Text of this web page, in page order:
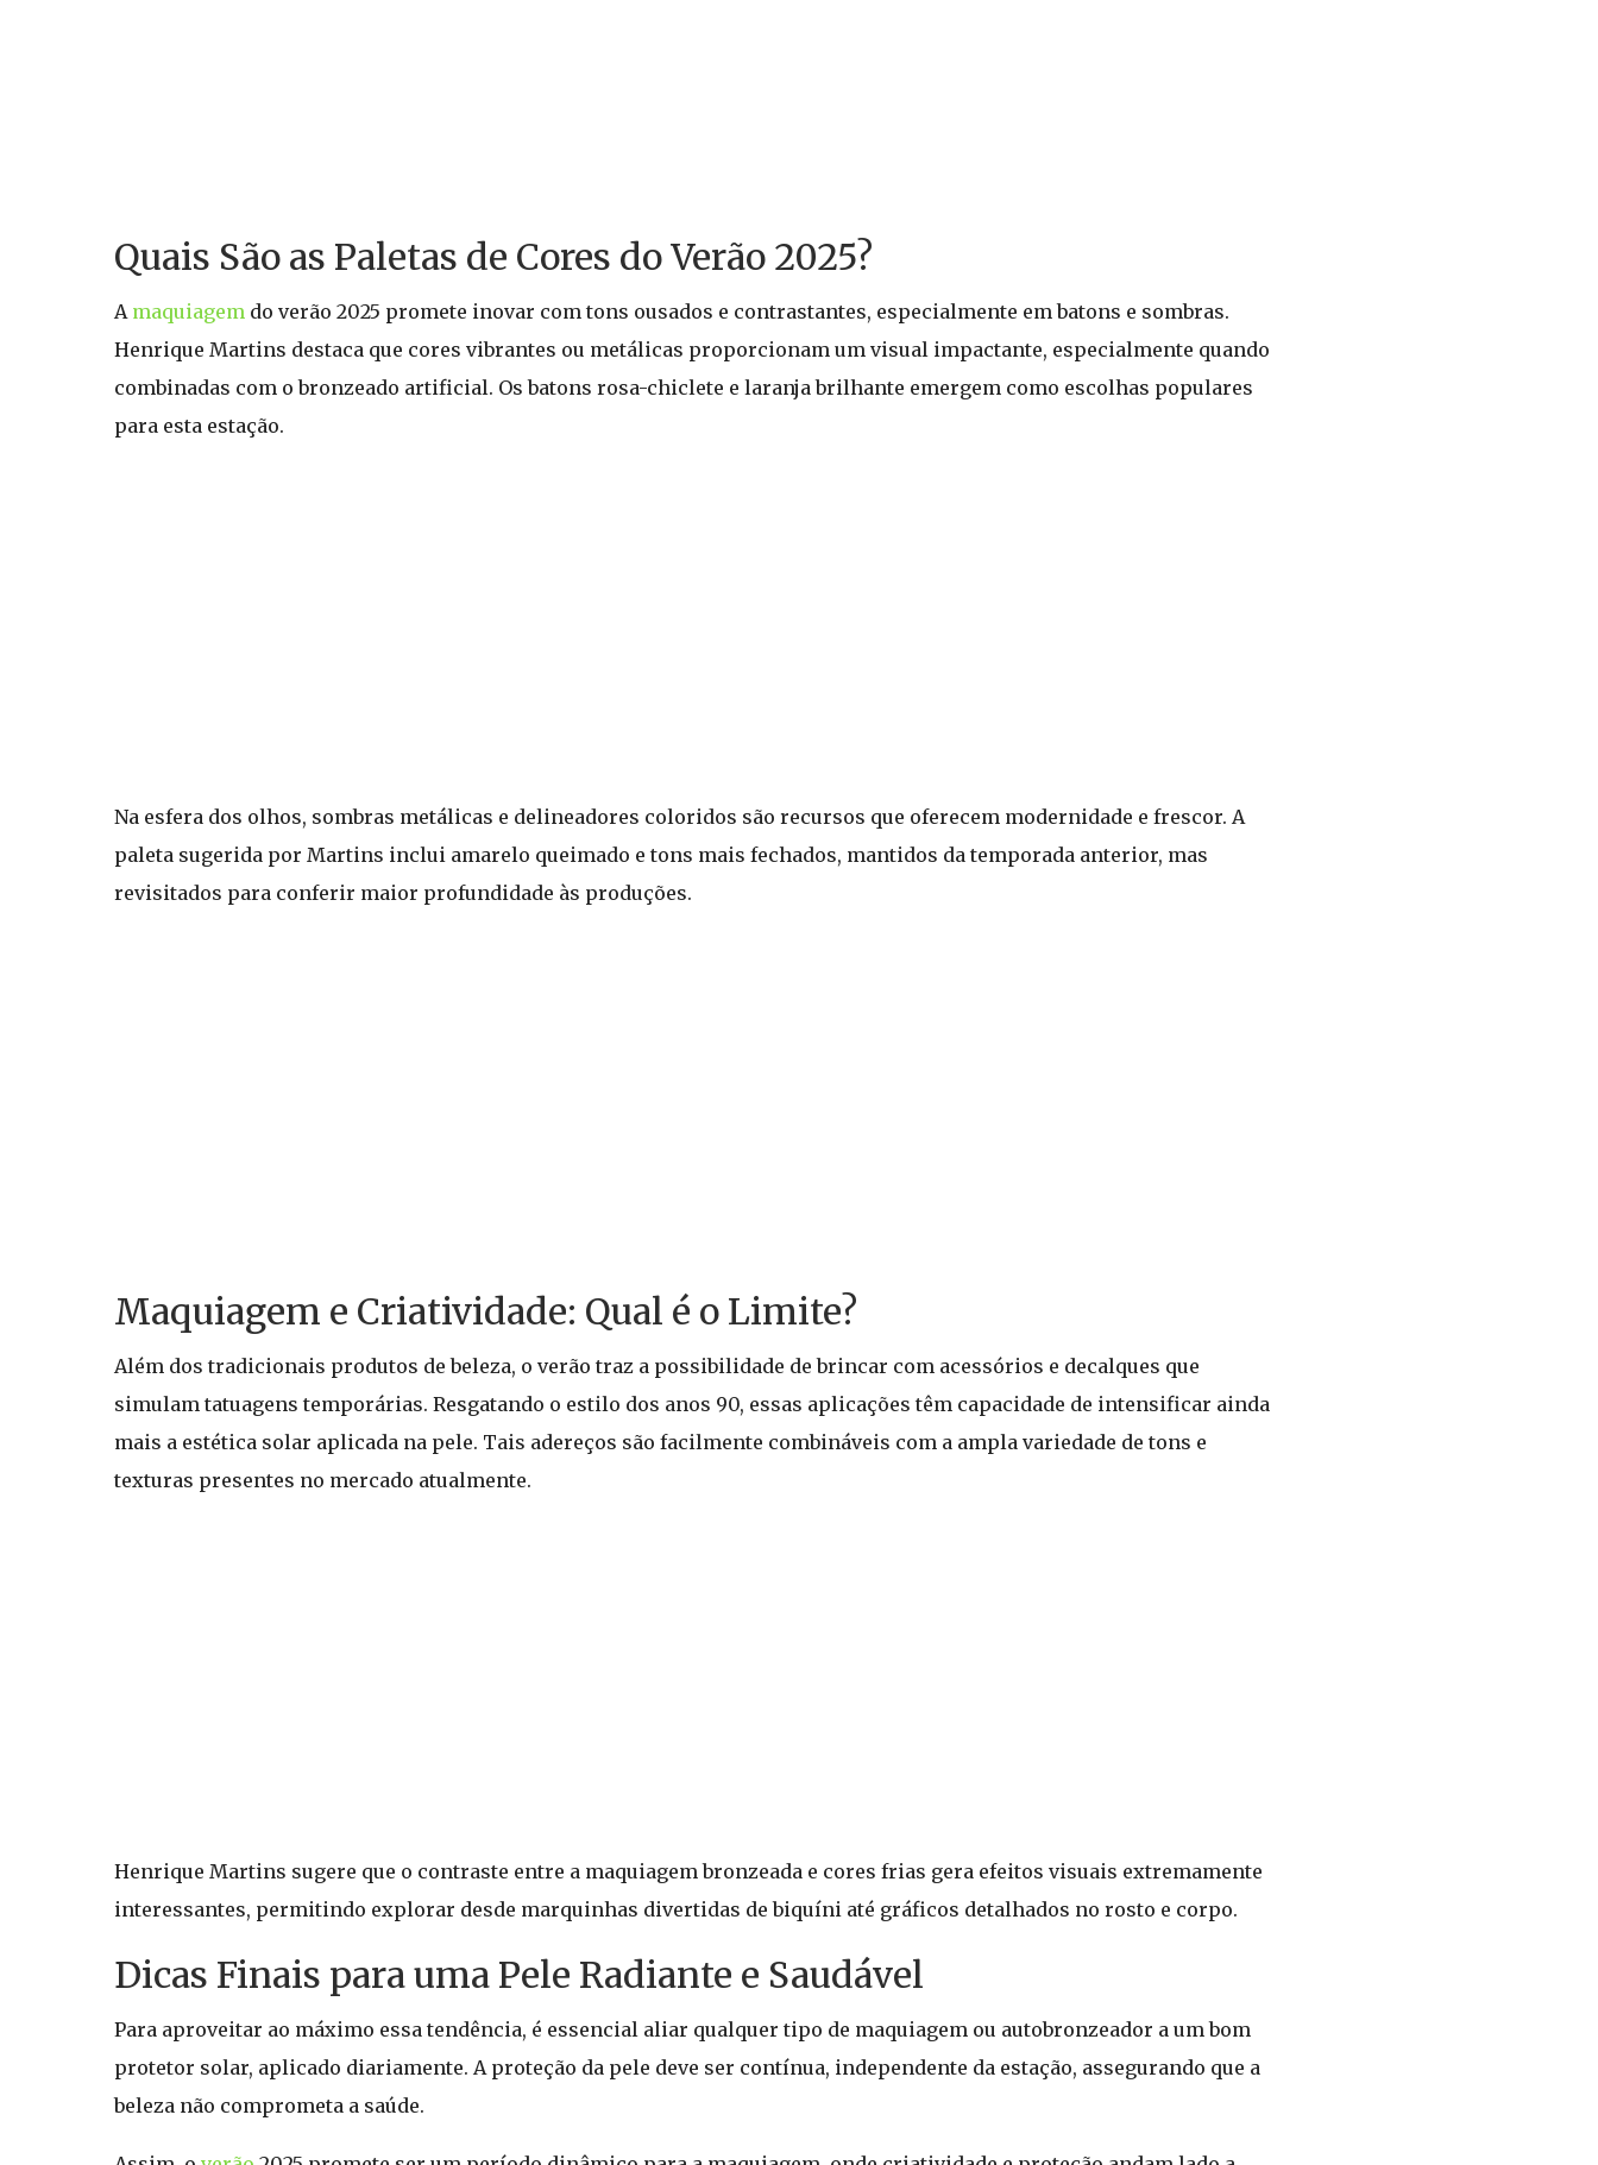
Quais São as Paletas de Cores do Verão 2025?
A maquiagem do verão 2025 promete inovar com tons ousados e contrastantes, especialmente em batons e sombras.
Henrique Martins destaca que cores vibrantes ou metálicas proporcionam um visual impactante, especialmente quando
combinadas com o bronzeado artificial. Os batons rosa-chiclete e laranja brilhante emergem como escolhas populares
para esta estação.
Na esfera dos olhos, sombras metálicas e delineadores coloridos são recursos que oferecem modernidade e frescor. A
paleta sugerida por Martins inclui amarelo queimado e tons mais fechados, mantidos da temporada anterior, mas
revisitados para conferir maior profundidade às produções.
Maquiagem e Criatividade: Qual é o Limite?
Além dos tradicionais produtos de beleza, o verão traz a possibilidade de brincar com acessórios e decalques que
simulam tatuagens temporárias. Resgatando o estilo dos anos 90, essas aplicações têm capacidade de intensificar ainda
mais a estética solar aplicada na pele. Tais adereços são facilmente combináveis com a ampla variedade de tons e
texturas presentes no mercado atualmente.
Henrique Martins sugere que o contraste entre a maquiagem bronzeada e cores frias gera efeitos visuais extremamente
interessantes, permitindo explorar desde marquinhas divertidas de biquíni até gráficos detalhados no rosto e corpo.
Dicas Finais para uma Pele Radiante e Saudável
Para aproveitar ao máximo essa tendência, é essencial aliar qualquer tipo de maquiagem ou autobronzeador a um bom
protetor solar, aplicado diariamente. A proteção da pele deve ser contínua, independente da estação, assegurando que a
beleza não comprometa a saúde.